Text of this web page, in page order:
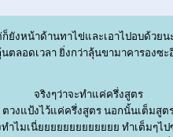
งหน้าด้านทาไข่และเอาไปอบด้วยน
นตลอดเวลา ยิ่งกว่าลุ้นขามาคารองซะ
จริงๆว่าจะทำแค่ครึ่งสูตร
ตวงแป้งไว้แค่ครึ่งสูตร นอกนั้นเต็มสูต
ำไมเนี่ยยยยยยยยยยยยย ทำเต็มๆไป